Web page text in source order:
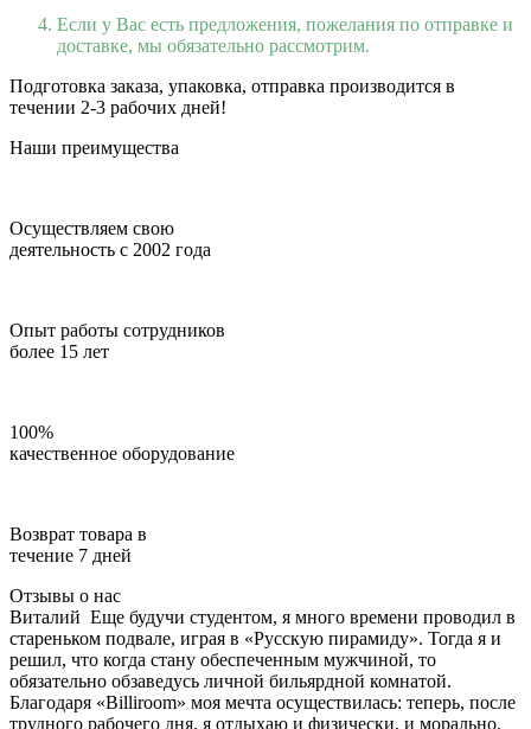
Если у Вас есть предложения, пожелания по отправке и
доставке, мы обязательно рассмотрим.
Подготовка заказа, упаковка, отправка производится в
течении 2-3 рабочих дней!
Наши преимущества
Осуществляем свою
деятельность с 2002 года
Опыт работы сотрудников
более 15 лет
100%
качественное оборудование
Возврат товара в
течение 7 дней
Отзывы о нас
Виталий Еще будучи студентом, я много времени проводил в
стареньком подвале, играя в «Русскую пирамиду». Тогда я и
решил, что когда стану обеспеченным мужчиной, то
обязательно обзаведусь личной бильярдной комнатой.
Благодаря «Billiroom» моя мечта осуществилась: теперь, после
трудного рабочего дня, я отдыхаю и физически, и морально,